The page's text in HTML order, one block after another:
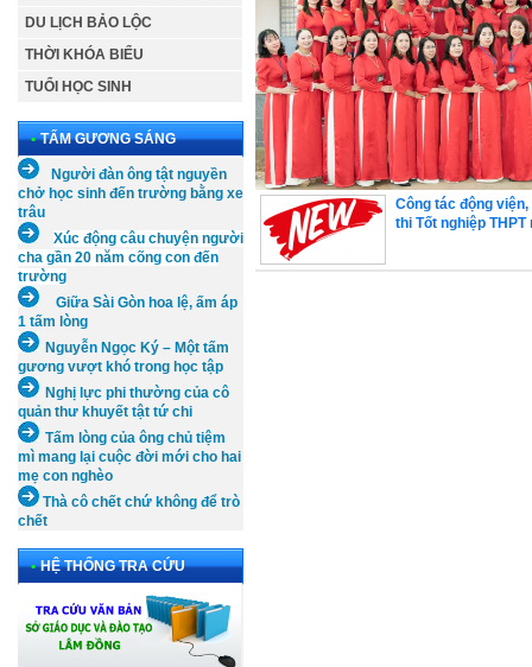
DU LỊCH BẢO LỘC
THỜI KHÓA BIỂU
TUỔI HỌC SINH
• TẤM GƯƠNG SÁNG
Người đàn ông tật nguyền
chở học sinh đến trường bằng xe
trâu
Xúc động câu chuyện người
cha gần 20 năm cõng con đến
trường
Giữa Sài Gòn hoa lệ, ấm áp
1 tấm lòng
Nguyễn Ngọc Ký – Một tấm
gương vượt khó trong học tập
Nghị lực phi thường của cô
quản thư khuyết tật tứ chi
Tấm lòng của ông chủ tiệm
mì mang lại cuộc đời mới cho hai
mẹ con nghèo
Thà cô chết chứ không để trò
chết
• HỆ THỐNG TRA CỨU
Công tác động
thi Tốt nghiệp